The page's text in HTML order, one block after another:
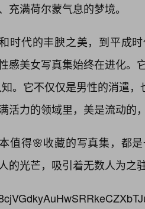
充满荷尔蒙气息的梦境。
时代的丰腴之美，到平成
感美女写真集始终在进化。
知。它不仅仅是男性的消遣
活力的领域里，美是流动的
值得🌸收藏的写真集，都
的光芒，吸引着无数人为之